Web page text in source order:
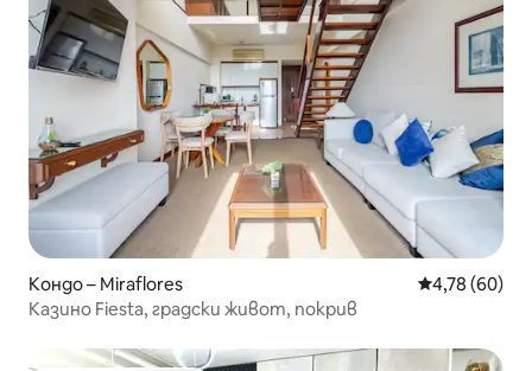
Кондо – Miraflores Средна
4,78 (60)
Казино Fiesta, градски живот, покрив